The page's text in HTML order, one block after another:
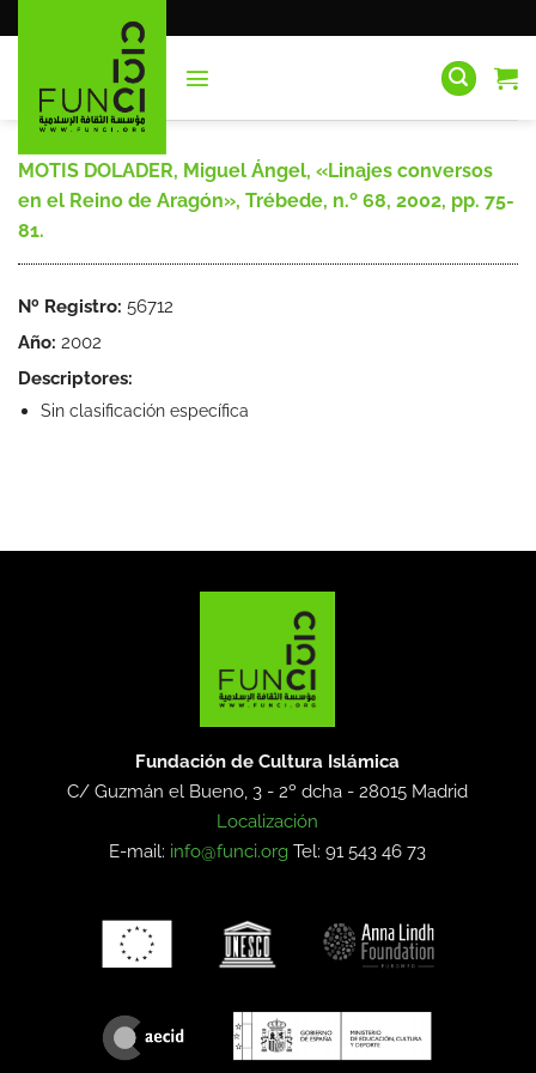
al
MOTIS DOLADER, Miguel Ángel, «Linajes conversos
en el Reino de Aragón», Trébede, n.º 68, 2002, pp. 75-
81.
Nº Registro: 56712
Año: 2002
Descriptores:
Sin clasificación específica
Fundación de Cultura Islámica
C/ Guzmán el Bueno, 3 - 2º dcha -28015 Madrid
Localización
E-mail: info@funci.org Tel: 91 543 46 73